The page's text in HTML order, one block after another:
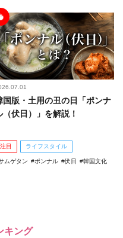
国版・土用の丑の日「ポンナ
（伏日）」を解説！
注目 ライフスタイル
ムゲタン ポンナル 伏日 韓国文化
キング